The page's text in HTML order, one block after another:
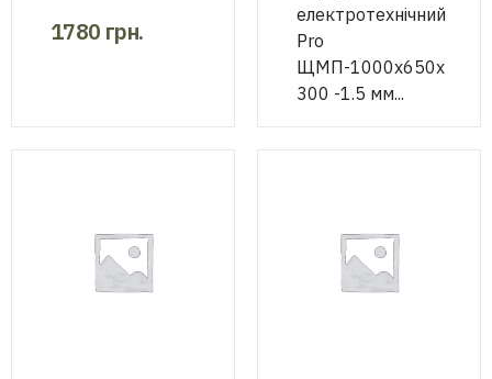
1780 грн.
електротехнічний
Pro
ЩМП-1000х650х
300 -1.5 мм...